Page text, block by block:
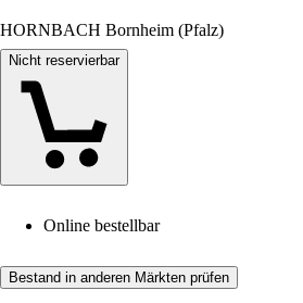
HORNBACH Bornheim (Pfalz)
Nicht reservierbar
Online bestellbar
Bestand in anderen Märkten prüfen